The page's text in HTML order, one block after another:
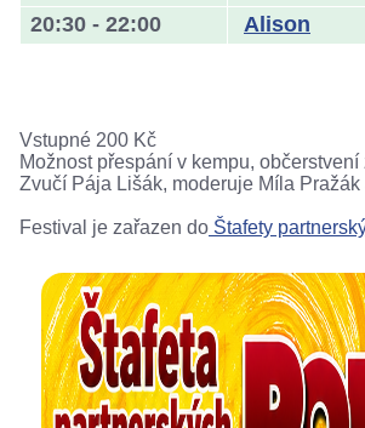
20:30 - 22:00
Alison
Vstupné 200 Kč
Možnost přespání v kempu, občerstvení
Zvučí Pája Lišák, moderuje Míla
Festival je zařazen do Štafety